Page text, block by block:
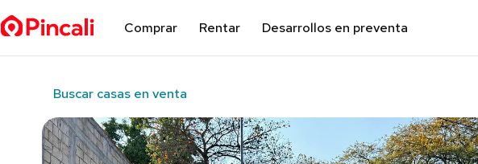
Comprar Rentar Desarrollos en preventa
Buscar casas en venta